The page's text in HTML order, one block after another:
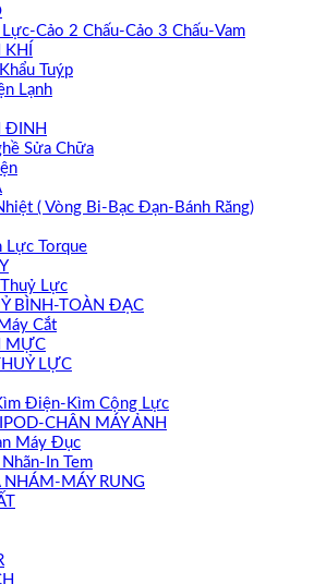
Cảo 2 Chấu-Cảo 3 Chấu-Vam
Tuýp
Lạnh
ĐINH
Sửa Chữa
( Vòng Bi-Bạc Đạn-Bánh Răng)
Lực Torque
Lực
BÌNH-TOÀN ĐẠC
Cắt
MỰC
LỰC
Điện-Kìm Cộng Lực
CHÂN MÁY ẢNH
Máy Đục
In Tem
NHÁM-MÁY RUNG